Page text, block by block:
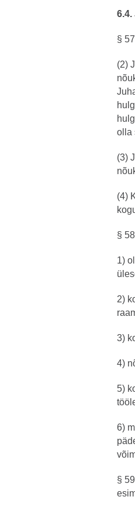
§
(2)
olla
(3)
(4)
§
1)
2)
3)
4)
5)
6)
§